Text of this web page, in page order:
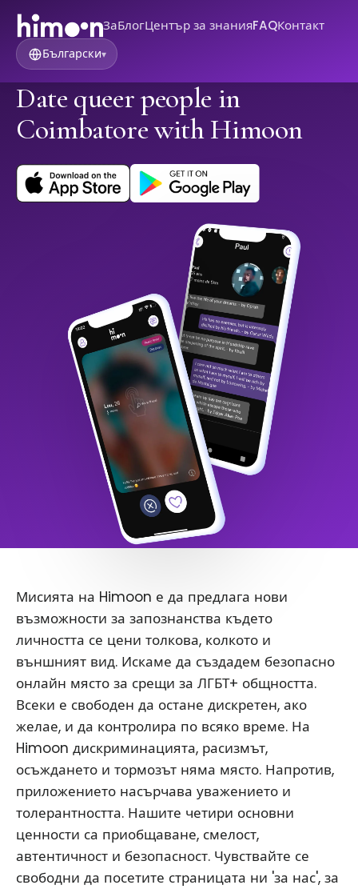
ЗаБлогЦентър за знанияFAQКонтакт
Български▾
Date queer people in
Coimbatore with Himoon
Мисията на Himoon е да предлага нови
възможности за запознанства където
личността се цени толкова, колкото и
външният вид. Искаме да създадем безопасно
онлайн място за срещи за ЛГБТ+ общността.
Всеки е свободен да остане дискретен, ако
желае, и да контролира по всяко време. На
Himoon дискриминацията, расизмът,
осъждането и тормозът няма място. Напротив,
приложението насърчава уважението и
толерантността. Нашите четири основни
ценности са приобщаване, смелост,
автентичност и безопасност. Чувствайте се
свободни да посетите страницата ни 'за нас', за